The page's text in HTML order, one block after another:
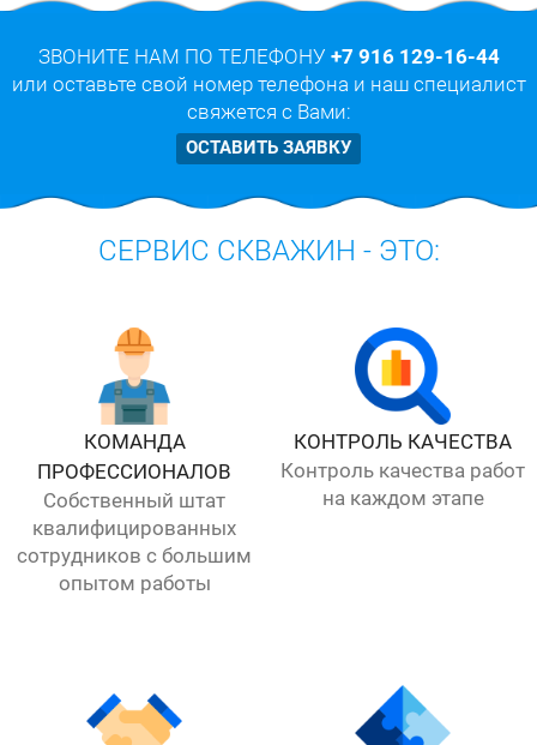
ЗВОНИТЕ НАМ ПО ТЕЛЕФОНУ +7 916 129-16-44
или оставьте свой номер телефона и наш специалист
свяжется с Вами:
ОСТАВИТЬ ЗАЯВКУ
СЕРВИС СКВАЖИН - ЭТО:
КОМАНДА
ПРОФЕССИОНАЛОВ
Собственный штат
квалифицированных
сотрудников с большим
опытом работы
КОНТРОЛЬ КАЧЕСТВА
Контроль качества работ
на каждом этапе